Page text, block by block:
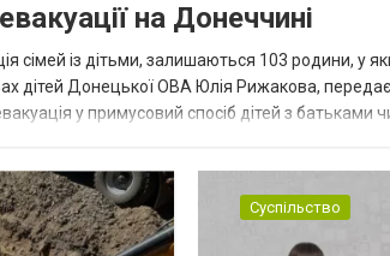
на Донеччині
сімей із дітьми, залишаються 103 родини, у
дітей Донецької ОВА Юлія Рижакова,
у примусовий спосіб дітей з батьками
Суспільство